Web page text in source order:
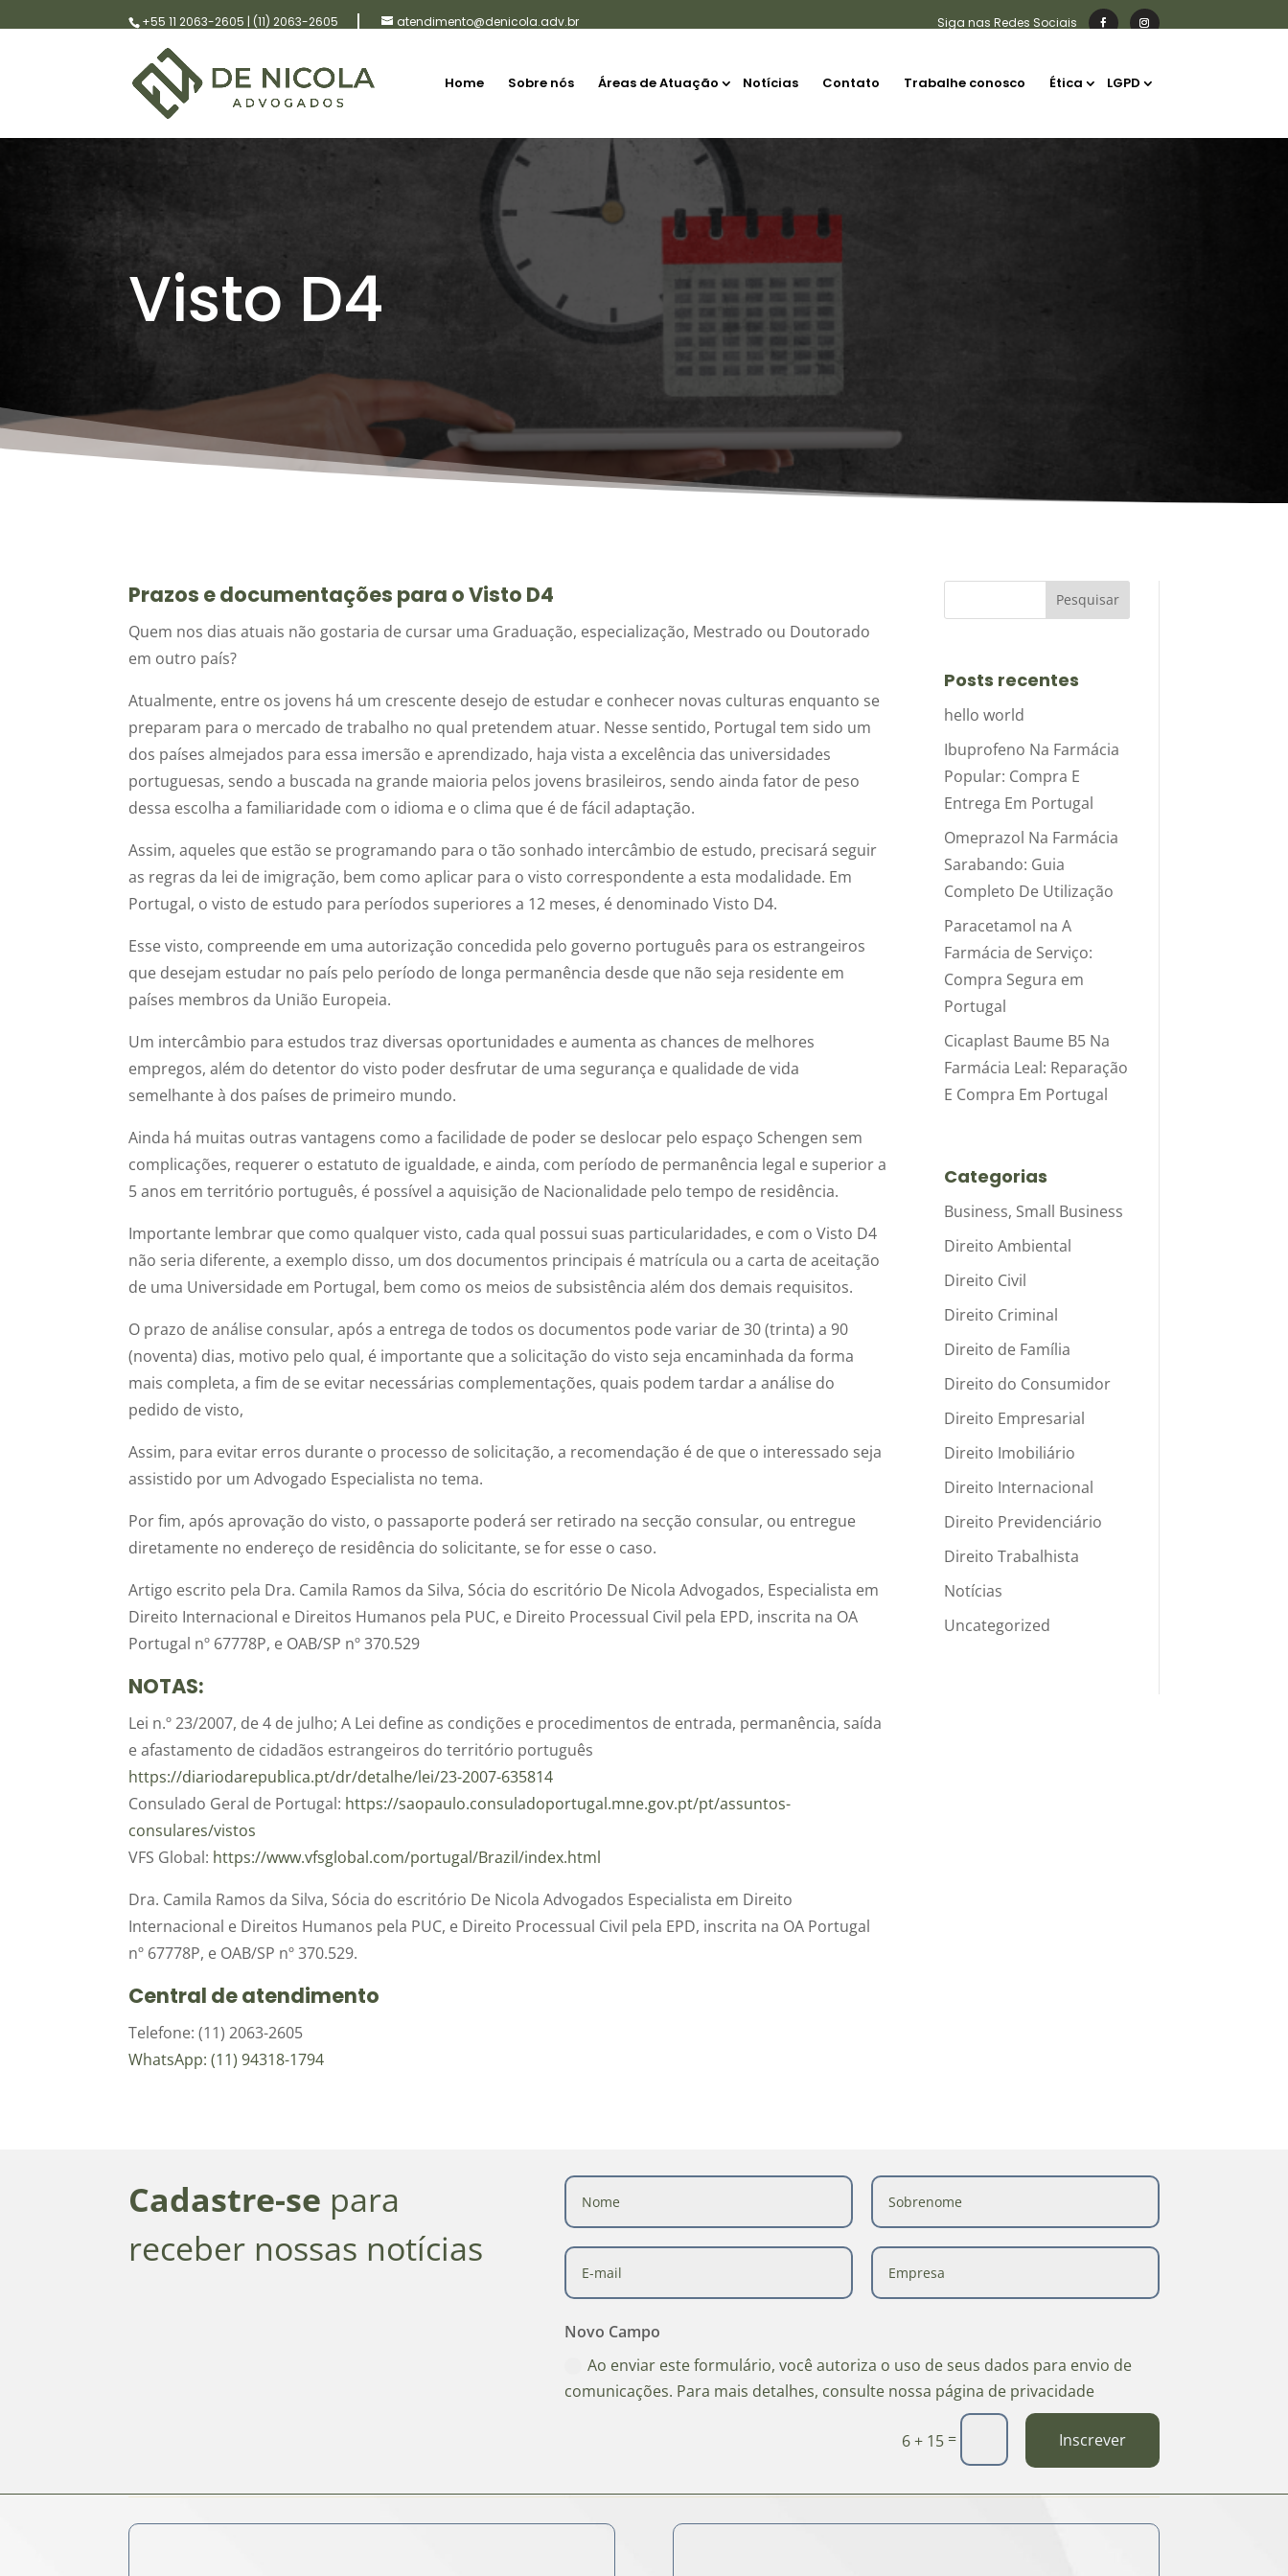
+55 11 2063-2605 | (11) 2063-2605 atendimento@denicola.adv.br
Home Sobre nós Áreas de Atuação Notícias Contato Trabalhe conosco Ética LGPD
Visto D4
Prazos e documentações para o Visto D4
Quem nos dias atuais não gostaria de cursar uma Graduação, especialização, Mestrado ou Doutorado
em outro país?
Atualmente, entre os jovens há um crescente desejo de estudar e conhecer novas culturas enquanto se
preparam para o mercado de trabalho no qual pretendem atuar. Nesse sentido, Portugal tem sido um
dos países almejados para essa imersão e aprendizado, haja vista a excelência das universidades
portuguesas, sendo a buscada na grande maioria pelos jovens brasileiros, sendo ainda fator de peso
dessa escolha a familiaridade com o idioma e o clima que é de fácil adaptação.
Assim, aqueles que estão se programando para o tão sonhado intercâmbio de estudo, precisará seguir
as regras da lei de imigração, bem como aplicar para o visto correspondente a esta modalidade. Em
Portugal, o visto de estudo para períodos superiores a 12 meses, é denominado Visto D4.
Esse visto, compreende em uma autorização concedida pelo governo português para os estrangeiros
que desejam estudar no país pelo período de longa permanência desde que não seja residente em
países membros da União Europeia.
Um intercâmbio para estudos traz diversas oportunidades e aumenta as chances de melhores
empregos, além do detentor do visto poder desfrutar de uma segurança e qualidade de vida
semelhante à dos países de primeiro mundo.
Ainda há muitas outras vantagens como a facilidade de poder se deslocar pelo espaço Schengen sem
complicações, requerer o estatuto de igualdade, e ainda, com período de permanência legal e superior a
5 anos em território português, é possível a aquisição de Nacionalidade pelo tempo de residência.
Importante lembrar que como qualquer visto, cada qual possui suas particularidades, e com o Visto D4
não seria diferente, a exemplo disso, um dos documentos principais é matrícula ou a carta de aceitação
de uma Universidade em Portugal, bem como os meios de subsistência além dos demais requisitos.
O prazo de análise consular, após a entrega de todos os documentos pode variar de 30 (trinta) a 90
(noventa) dias, motivo pelo qual, é importante que a solicitação do visto seja encaminhada da forma
mais completa, a fim de se evitar necessárias complementações, quais podem tardar a análise do
pedido de visto,
Assim, para evitar erros durante o processo de solicitação, a recomendação é de que o interessado seja
assistido por um Advogado Especialista no tema.
Por fim, após aprovação do visto, o passaporte poderá ser retirado na secção consular, ou entregue
diretamente no endereço de residência do solicitante, se for esse o caso.
Artigo escrito pela Dra. Camila Ramos da Silva, Sócia do escritório De Nicola Advogados, Especialista em
Direito Internacional e Direitos Humanos pela PUC, e Direito Processual Civil pela EPD, inscrita na OA
Portugal nº 67778P, e OAB/SP nº 370.529
NOTAS:
Lei n.º 23/2007, de 4 de julho; A Lei define as condições e procedimentos de entrada, permanência, saída
e afastamento de cidadãos estrangeiros do território português
https://diariodarepublica.pt/dr/detalhe/lei/23-2007-635814
Consulado Geral de Portugal: https://saopaulo.consuladoportugal.mne.gov.pt/pt/assuntos-
consulares/vistos
VFS Global: https://www.vfsglobal.com/portugal/Brazil/index.html
Dra. Camila Ramos da Silva, Sócia do escritório De Nicola Advogados Especialista em Direito
Internacional e Direitos Humanos pela PUC, e Direito Processual Civil pela EPD, inscrita na OA Portugal
nº 67778P, e OAB/SP nº 370.529.
Central de atendimento
Telefone: (11) 2063-2605
WhatsApp: (11) 94318-1794
Posts recentes
hello world
Ibuprofeno Na Farmácia
Popular: Compra E
Entrega Em Portugal
Omeprazol Na Farmácia
Sarabando: Guia
Completo De Utilização
Paracetamol na A
Farmácia de Serviço:
Compra Segura em
Portugal
Cicaplast Baume B5 Na
Farmácia Leal: Reparação
E Compra Em Portugal
Categorias
Business, Small Business
Direito Ambiental
Direito Civil
Direito Criminal
Direito de Família
Direito do Consumidor
Direito Empresarial
Direito Imobiliário
Direito Internacional
Direito Previdenciário
Direito Trabalhista
Notícias
Uncategorized
Cadastre-se para
receber nossas notícias
Novo Campo
Ao enviar este formulário, você autoriza o uso de seus dados para envio de
comunicações. Para mais detalhes, consulte nossa página de privacidade
6 + 15= Inscrever